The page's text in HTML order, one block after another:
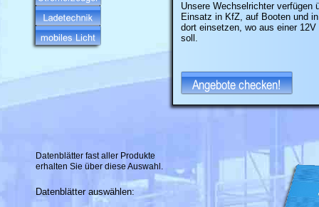
Unsere Wechselrichter verfügen
Einsatz in KfZ, auf Booten und
dort einsetzen, wo aus einer
soll.
Datenblätter auswählen:
Datenblätter fast aller Produkte
erhalten Sie über diese Auswahl.